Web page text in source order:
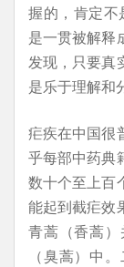
握的，肯定不
是一贯被解释
发现，只要真
是乐于理解和
疟疾在中国很
乎每部中药典
数十个至上百
能起到截疟效
青蒿（香蒿
（臭蒿）中